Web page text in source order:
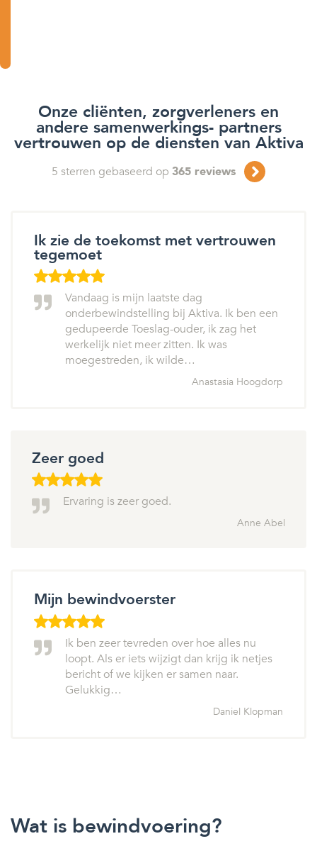
Onze cliënten, zorgverleners en
andere samenwerkings- partners
vertrouwen op de diensten van Aktiva
5 sterren gebaseerd op 365 reviews
Ik zie de toekomst met vertrouwen
tegemoet
Vandaag is mijn laatste dag
onderbewindstelling bij Aktiva. Ik ben een
gedupeerde Toeslag-ouder, ik zag het
werkelijk niet meer zitten. Ik was
moegestreden, ik wilde…
Anastasia Hoogdorp
Zeer goed
Ervaring is zeer goed.
Anne Abel
Mijn bewindvoerster
Ik ben zeer tevreden over hoe alles nu
loopt. Als er iets wijzigt dan krijg ik netjes
bericht of we kijken er samen naar.
Gelukkig…
Daniel Klopman
Wat is bewindvoering?